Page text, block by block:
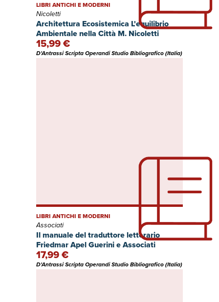
Architettura Ecosistemica L'equilibrio
Ambientale nella Città M. Nicoletti
LIBRI ANTICHI E MODERNI
Nicoletti
15,99 €
D'Antrassi Scripta Operandi Studio Bibliografico (Italia)
Il manuale del traduttore letterario
Friedmar Apel Guerini e Associati
LIBRI ANTICHI E MODERNI
Associati
17,99 €
D'Antrassi Scripta Operandi Studio Bibliografico (Italia)